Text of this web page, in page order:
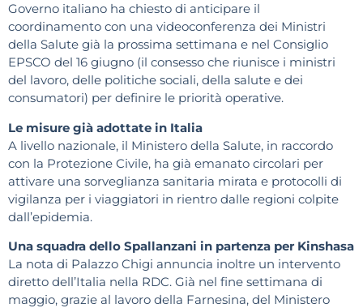
Governo italiano ha chiesto di anticipare il
coordinamento con una videoconferenza dei Ministri
della Salute già la prossima settimana e nel Consiglio
EPSCO del 16 giugno (il consesso che riunisce i ministri
del lavoro, delle politiche sociali, della salute e dei
consumatori) per definire le priorità operative.
Le misure già adottate in Italia
A livello nazionale, il Ministero della Salute, in raccordo
con la Protezione Civile, ha già emanato circolari per
attivare una sorveglianza sanitaria mirata e protocolli di
vigilanza per i viaggiatori in rientro dalle regioni colpite
dall’epidemia.
Una squadra dello Spallanzani in partenza per Kinshasa
La nota di Palazzo Chigi annuncia inoltre un intervento
diretto dell’Italia nella RDC. Già nel fine settimana di
maggio, grazie al lavoro della Farnesina, del Ministero